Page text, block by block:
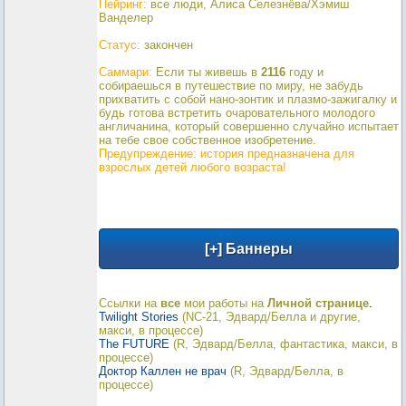
Пейринг: все люди, Алиса Селезнёва/Хэмиш
Ванделер
Статус: закончен
Саммари: Если ты живешь в 2116 году и
собираешься в путешествие по миру, не забудь
прихватить с собой нано-зонтик и плазмо-зажигалку и
будь готова встретить очаровательного молодого
англичанина, который совершенно случайно испытает
на тебе свое собственное изобретение.
Предупреждение: история предназначена для
взрослых детей любого возраста!
Ссылки на все мои работы на Личной странице.
Twilight Stories (NC-21, Эдвард/Белла и другие,
макси, в процессе)
The FUTURE (R, Эдвард/Белла, фантастика, макси, в
процессе)
Доктор Каллен не врач (R, Эдвард/Белла, в
процессе)